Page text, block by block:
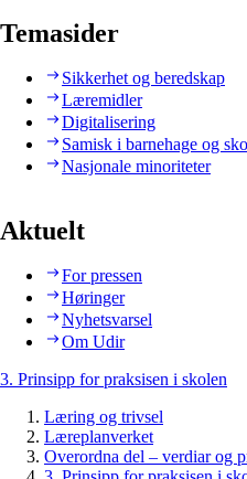
Temasider
Sikkerhet og beredskap
Læremidler
Digitalisering
Samisk i barnehage og
Nasjonale minoriteter
Aktuelt
For pressen
Høringer
Nyhetsvarsel
Om Udir
3. Prinsipp for praksisen i skolen
Læring og trivsel
Læreplanverket
Overordna del – verdiar og